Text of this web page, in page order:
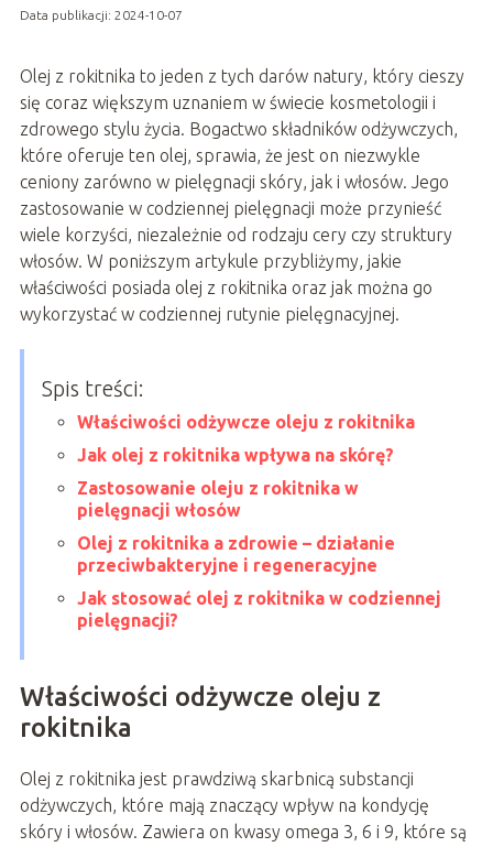
Data publikacji: 2024-10-07
Olej z rokitnika to jeden z tych darów natury, który cieszy
się coraz większym uznaniem w świecie kosmetologii i
zdrowego stylu życia. Bogactwo składników odżywczych,
które oferuje ten olej, sprawia, że jest on niezwykle
ceniony zarówno w pielęgnacji skóry, jak i włosów. Jego
zastosowanie w codziennej pielęgnacji może przynieść
wiele korzyści, niezależnie od rodzaju cery czy struktury
włosów. W poniższym artykule przybliżymy, jakie
właściwości posiada olej z rokitnika oraz jak można go
wykorzystać w codziennej rutynie pielęgnacyjnej.
Spis treści:
Właściwości odżywcze oleju z rokitnika
Jak olej z rokitnika wpływa na skórę?
Zastosowanie oleju z rokitnika w
pielęgnacji włosów
Olej z rokitnika a zdrowie – działanie
przeciwbakteryjne i regeneracyjne
Jak stosować olej z rokitnika w codziennej
pielęgnacji?
Właściwości odżywcze oleju z
rokitnika
Olej z rokitnika jest prawdziwą skarbnicą substancji
odżywczych, które mają znaczący wpływ na kondycję
skóry i włosów. Zawiera on kwasy omega 3, 6 i 9, które są